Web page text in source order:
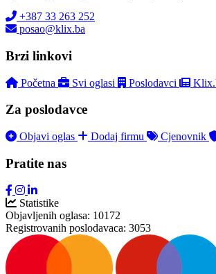
+387 33 263 252
posao@klix.ba
Brzi linkovi
Početna Svi oglasi Poslodavci
Za poslodavce
Objavi oglas Dodaj firmu Cjenovnik
Pratite nas
Statistike
Objavljenih oglasa: 10172
Registrovanih poslodavaca: 3053